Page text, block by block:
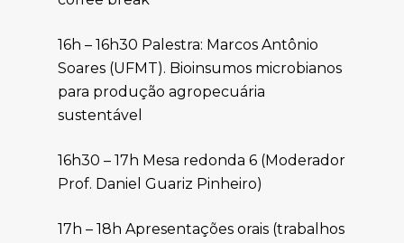
16h – 16h30 Palestra: Marcos Antônio
Soares (UFMT). Bioinsumos microbianos
para produção agropecuária
sustentável
16h30 – 17h Mesa redonda 6 (Moderador
Prof. Daniel Guariz Pinheiro)
17h – 18h Apresentações orais (trabalhos